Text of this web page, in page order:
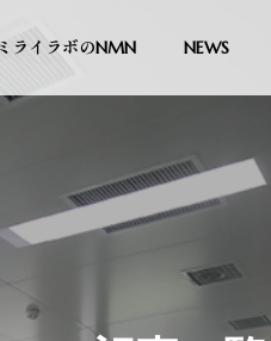
ミライラボのNMN NEWS